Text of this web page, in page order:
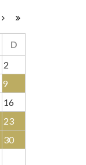
D
2
9
16
23
30